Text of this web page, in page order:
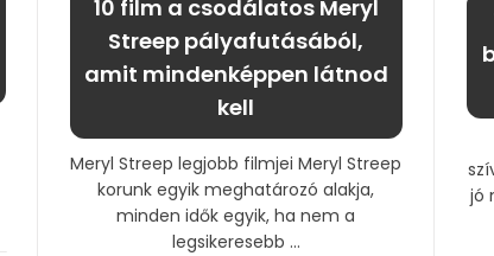
10 film a csodálatos Meryl
Streep pályafutásából,
amit mindenképpen látnod
kell
Meryl Streep legjobb filmjei Meryl Streep
korunk egyik meghatározó alakja,
minden idők egyik, ha nem a
legsikeresebb ...
jó